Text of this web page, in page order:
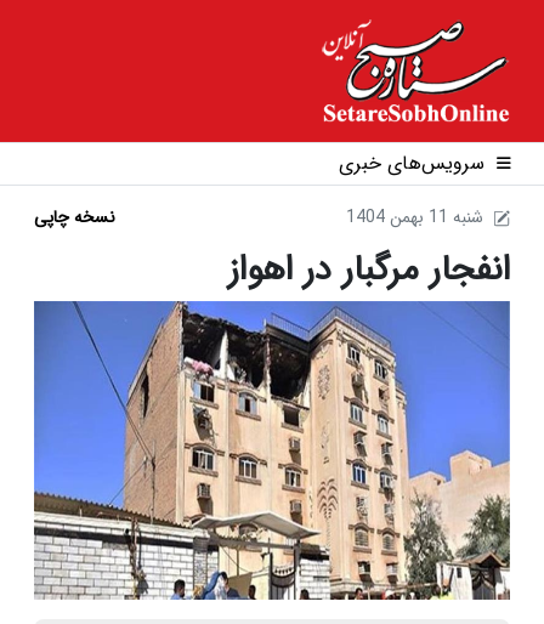
سرویس‌های خبری
1404 شنبه 11 بهمن نسخه چاپی
انفجار مرگبار در اهواز